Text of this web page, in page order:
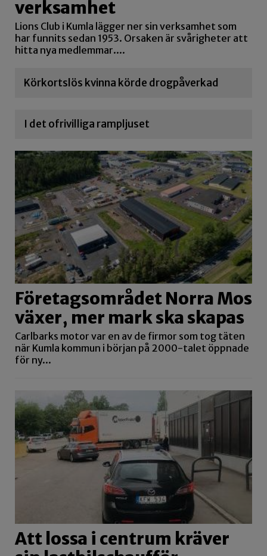
verksamhet
Lions Club i Kumla lägger ner sin verksamhet som
har funnits sedan 1953. Orsaken är svårigheter att
hitta nya medlemmar....
Körkortslös kvinna körde drogpåverkad
I det ofrivilliga rampljuset
Företagsområdet Norra Mos
växer, mer mark ska skapas
Carlbarks motor var en av de firmor som tog täten
när Kumla kommun i början på 2000-talet öppnade
för ny...
Att lossa i centrum kräver